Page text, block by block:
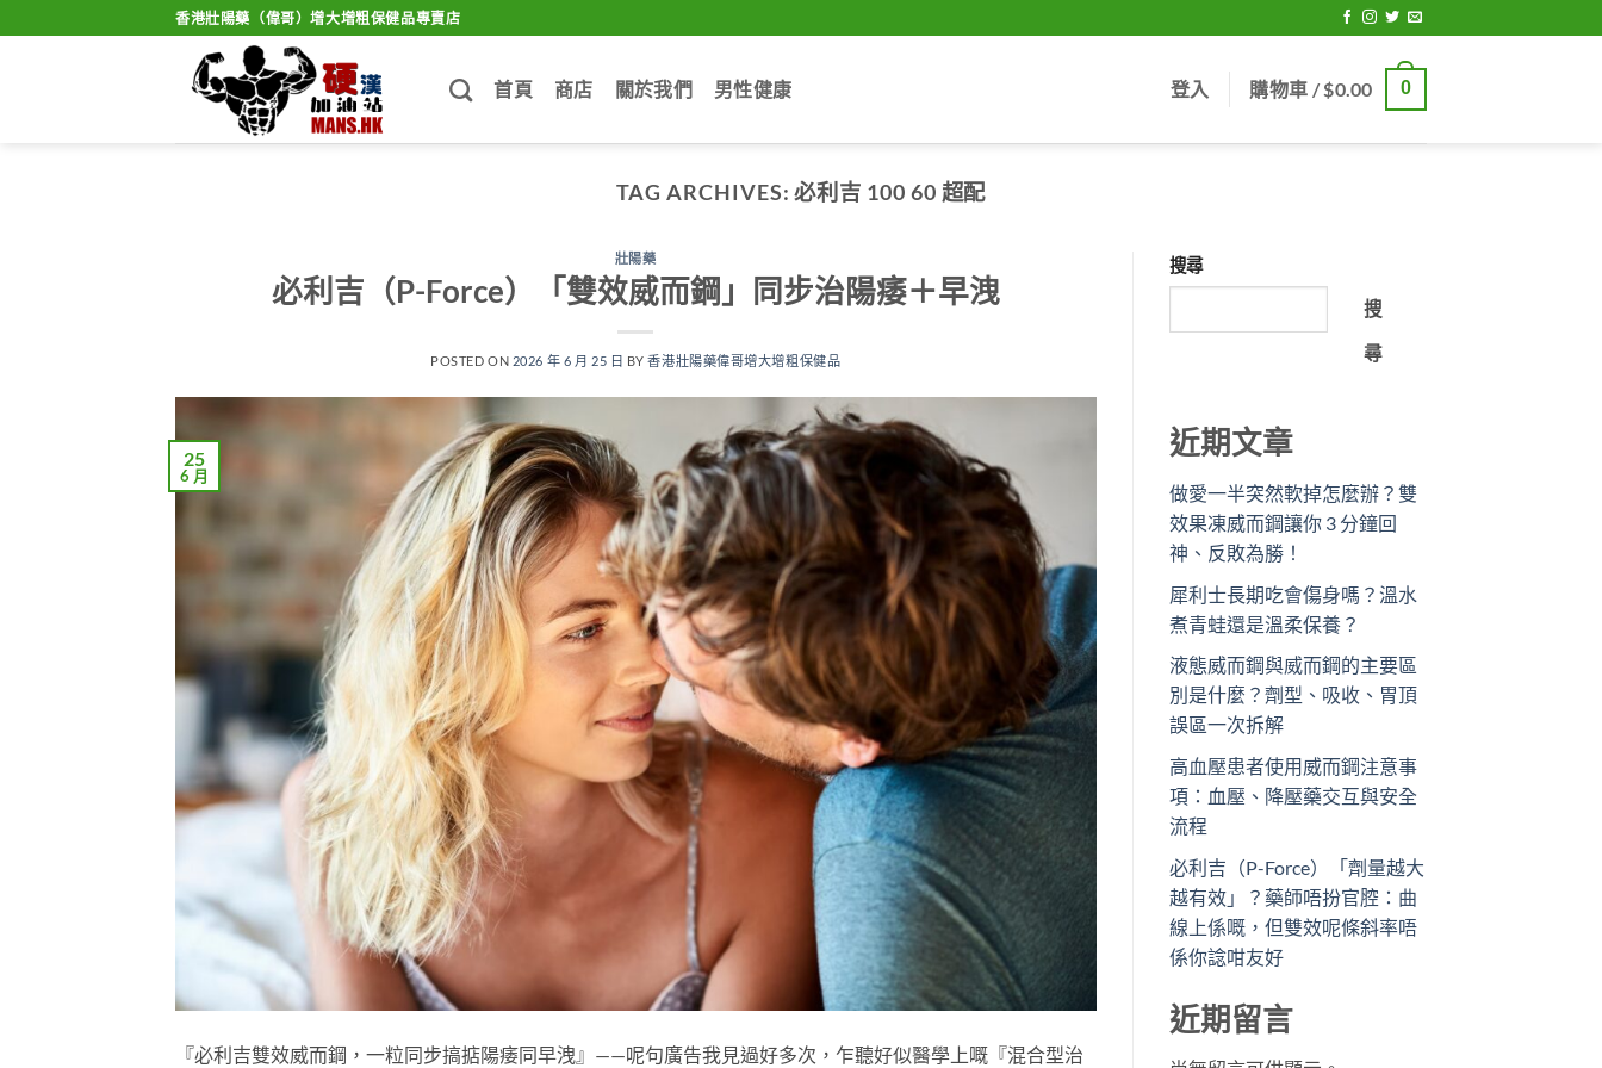
to
香港壯陽藥（偉哥）增大增粗保健品專賣店
首頁 商店 關於我們 男性健康 登入 購物車 /$0.00 0
TAG ARCHIVES:必利吉 100 60 超配
壯陽藥
必利吉（P-Force）「雙效威而鋼」同步治陽痿＋早洩
POSTED ON 2026 年 6 月 25 日 BY香港壯陽藥偉哥增大增粗保健品
25
6 月
『必利吉雙效威而鋼，一粒同步搞掂陽痿同早洩』——呢句廣告我見過好多次，乍聽好似醫學上嘅『混合型治
搜尋
搜
尋
近期文章
做愛一半突然軟掉怎麼辦？雙
效果凍威而鋼讓你 3 分鐘回
神、反敗為勝！
犀利士長期吃會傷身嗎？溫水
煮青蛙還是溫柔保養？
液態威而鋼與威而鋼的主要區
別是什麼？劑型、吸收、胃頂
誤區一次拆解
高血壓患者使用威而鋼注意事
項：血壓、降壓藥交互與安全
流程
必利吉（P-Force）「劑量越大
越有效」？藥師唔扮官腔：曲
線上係嘅，但雙效呢條斜率唔
係你諗咁友好
近期留言